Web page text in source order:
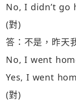
No, I didn’t go
(對)
答：不是，昨天
No, I went
Yes, I went
(對)